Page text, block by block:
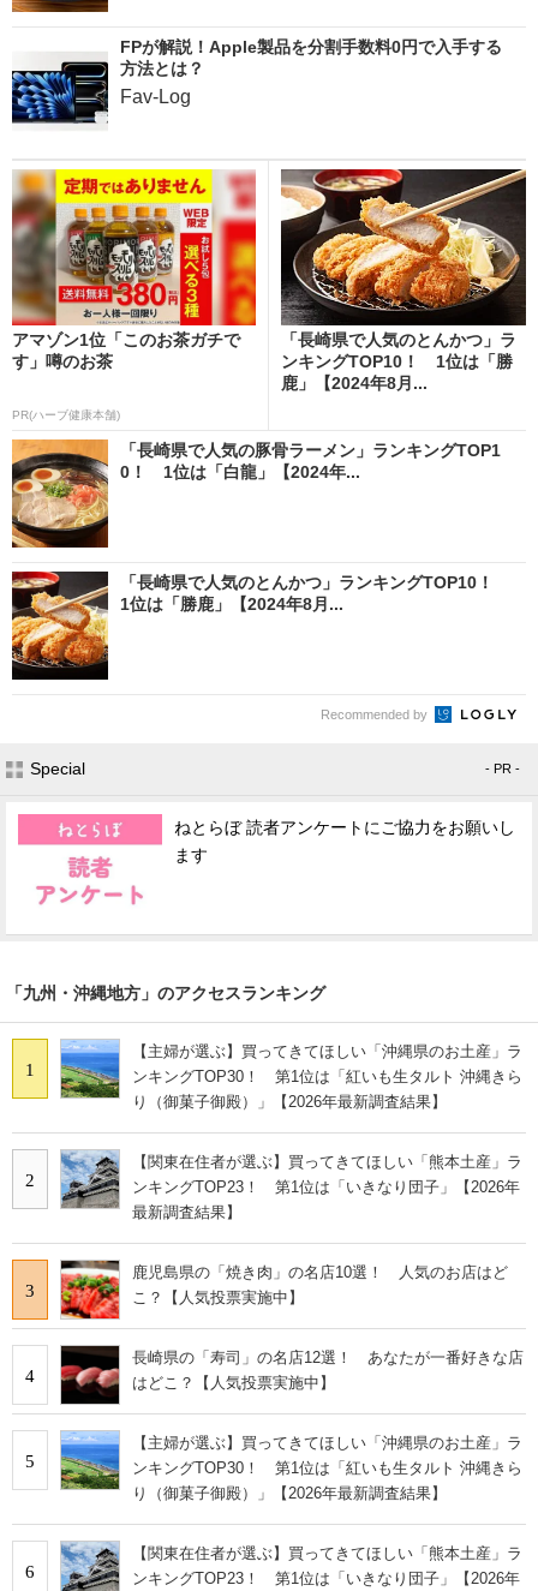
FPが解説！Apple製品を分割手数料0円で入手する
方法とは？
Fav-Log
アマゾン1位「このお茶ガチで
す」噂のお茶
PR(ハーブ健康本舗)
「長崎県で人気のとんかつ」ラ
ンキングTOP10！ 1位は「勝
鹿」【2024年8月...
「長崎県で人気の豚骨ラーメン」ランキングTOP1
0！ 1位は「白龍」【2024年...
「長崎県で人気のとんかつ」ランキングTOP10！
1位は「勝鹿」【2024年8月...
Recommended by
Special - PR -
ねとらぼ 読者アンケートにご協力をお願いし
ます
「九州・沖縄地方」のアクセスランキング
1
【主婦が選ぶ】買ってきてほしい「沖縄県のお土産」ラ
ンキングTOP30！ 第1位は「紅いも生タルト 沖縄きら
り（御菓子御殿）」【2026年最新調査結果】
2
【関東在住者が選ぶ】買ってきてほしい「熊本土産」ラ
ンキングTOP23！ 第1位は「いきなり団子」【2026年
最新調査結果】
3
鹿児島県の「焼き肉」の名店10選！ 人気のお店はど
こ？【人気投票実施中】
4
長崎県の「寿司」の名店12選！ あなたが一番好きな店
はどこ？【人気投票実施中】
5
【主婦が選ぶ】買ってきてほしい「沖縄県のお土産」ラ
ンキングTOP30！ 第1位は「紅いも生タルト 沖縄きら
り（御菓子御殿）」【2026年最新調査結果】
6
【関東在住者が選ぶ】買ってきてほしい「熊本土産」ラ
ンキングTOP23！ 第1位は「いきなり団子」【2026年